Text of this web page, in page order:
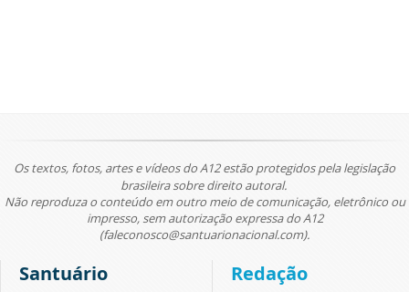
Os textos, fotos, artes e vídeos do A12 estão protegidos pela legislação
brasileira sobre direito autoral.
Não reproduza o conteúdo em outro meio de comunicação, eletrônico ou
impresso, sem autorização expressa do A12
(faleconosco@santuarionacional.com).
Santuário Redação